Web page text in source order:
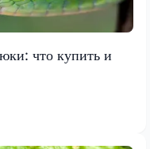
что купить и